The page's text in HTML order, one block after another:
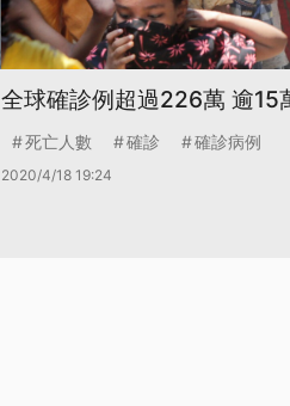
全球確診例超過226萬 逾15
死亡人數 確診 確診病例
2020/4/18 19:24